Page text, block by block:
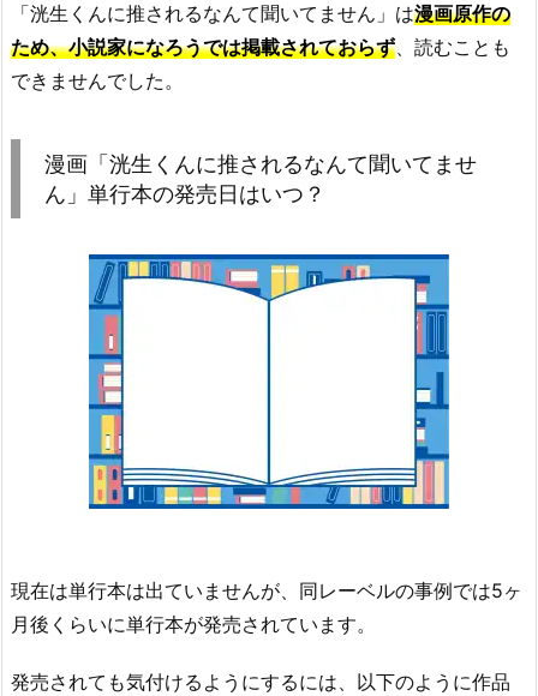
「洸生くんに推されるなんて聞いてません」は漫画原作の
ため、小説家になろうでは掲載されておらず、読むことも
できませんでした。
漫画「洸生くんに推されるなんて聞いてませ
ん」単行本の発売日はいつ？
現在は単行本は出ていませんが、同レーベルの事例では5ヶ
月後くらいに単行本が発売されています。
発売されても気付けるようにするには、以下のように作品